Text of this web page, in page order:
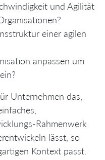
und Agilität
einer agilen
anpassen um
Unternehmen das,
Rahmenwerk
lässt, so
Kontext passt.